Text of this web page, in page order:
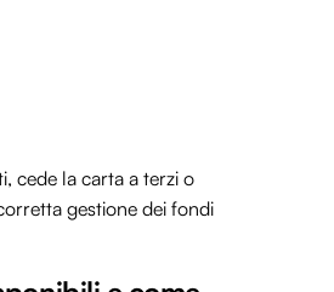
cede la carta a terzi o
gestione dei fondi